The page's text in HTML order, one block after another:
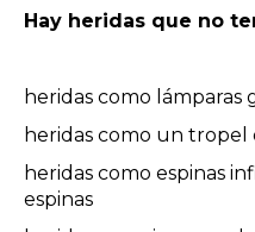
Hay heridas que no
heridas como lámparas
heridas como un tropel
heridas como espinas
espinas